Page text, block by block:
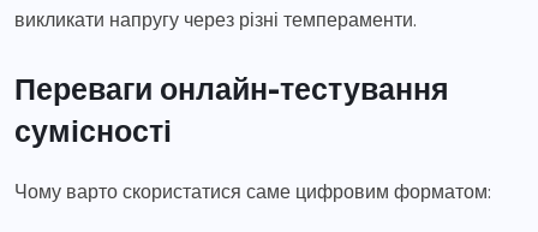
викликати напругу через різні темпераменти.
Переваги онлайн-тестування
сумісності
Чому варто скористатися саме цифровим форматом: